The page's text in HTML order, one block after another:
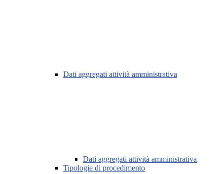
Dati aggregati attività amministrativa
Dati aggregati attività amministrativa
Tipologie di procedimento